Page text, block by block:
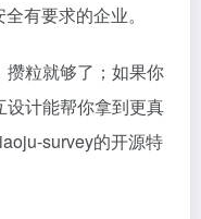
有要求的企业。
粒就够了；如果你
设计能帮你拿到更真
survey的开源特